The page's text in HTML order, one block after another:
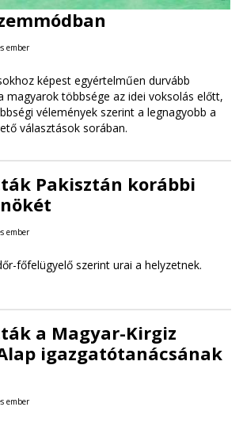
ember
képest egyértelműen durvább
magyarok többsége az idei voksolás előtt,
vélemények szerint a legnagyobb a
választások sorában.
Pakisztán korábbi
ember
főfelügyelő szerint urai a helyzetnek.
a Magyar-Kirgiz
igazgatótanácsának
ember